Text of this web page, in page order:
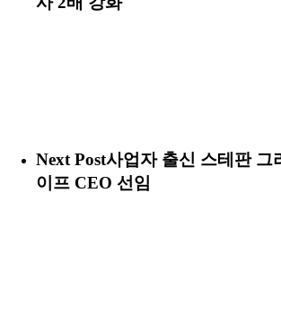
Next Post사업자 출신 스테판 그
이프 CEO 선임